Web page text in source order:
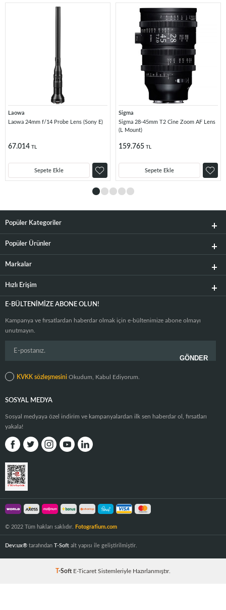
Laowa
Laowa 24mm f/14 Probe Lens (Sony E)
67.014 TL
Sepete Ekle
Sigma
Sigma 28-45mm T2 Cine Zoom AF Lens
(L Mount)
159.765 TL
Sepete Ekle
Popüler Kategoriler
Popüler Ürünler
Markalar
Hızlı Erişim
E-BÜLTENIMIZE ABONE OLUN!
Kampanya ve fırsatlardan haberdar olmak için e-bültenimize abone olmayı
unutmayın.
KVKK sözleşmesini Okudum, Kabul Ediyorum.
SOSYAL MEDYA
Sosyal medyaya özel indirim ve kampanyalardan ilk sen haberdar ol, fırsatları
yakala!
© 2022 Tüm hakları saklıdır. Fotografium.com
Dev:ux® tarafından T-Soft alt yapısı ile geliştirilmiştir.
T-Soft E-Ticaret Sistemleriyle Hazırlanmıştır.